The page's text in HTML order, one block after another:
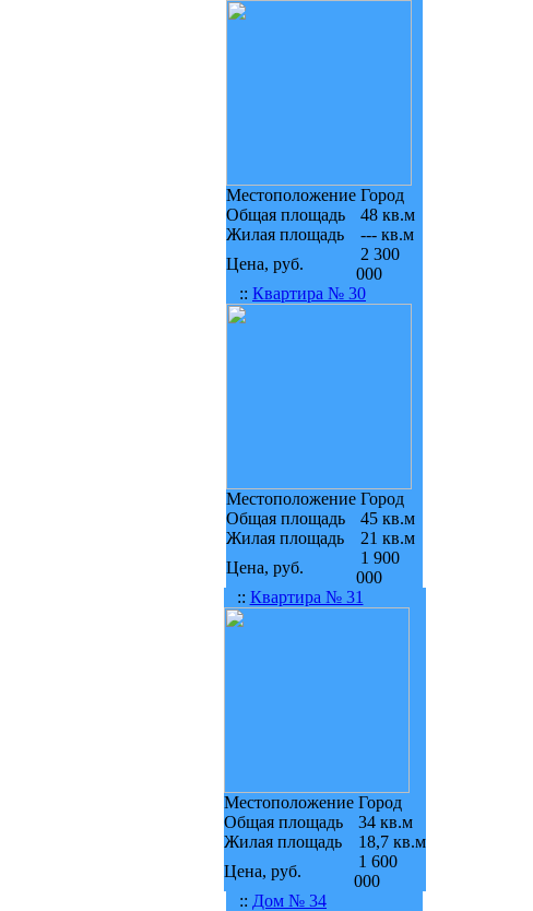
Местоположение Город
Общая площадь
48 кв.м
Жилая площадь
--- кв.м
Цена, руб.
2 300
000
:: Квартира № 30
Местоположение Город
Общая площадь
45 кв.м
Жилая площадь
21 кв.м
Цена, руб.
1 900
000
:: Квартира № 31
МестоположениеГород
Общая площадь
34 кв.м
Жилая площадь
18,7 кв.м
Цена, руб.
1 600
000
:: Дом № 34